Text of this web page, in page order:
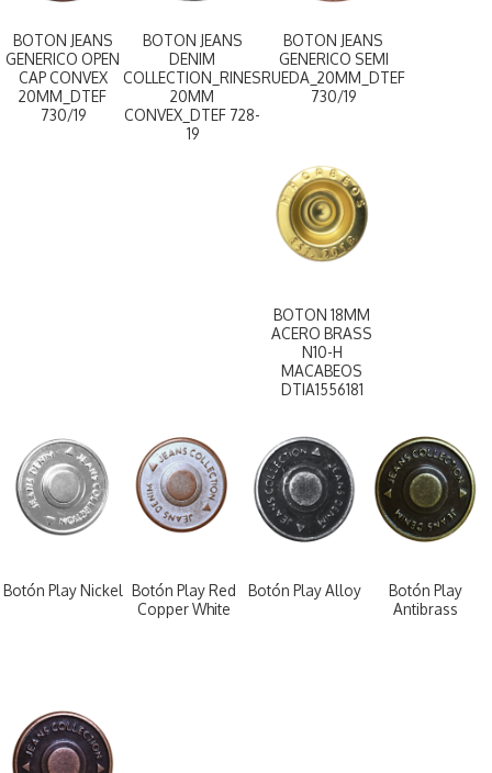
BOTON JEANS
GENERICO OPEN
CAP CONVEX
20MM_DTEF
730/19
BOTON JEANS
DENIM
COLLECTION_RINES
20MM
CONVEX_DTEF 728-
19
BOTON JEANS
GENERICO SEMI
RUEDA_20MM_DTEF
730/19
BOTON 18MM
ACERO BRASS
N10-H
MACABEOS
DTIA1556181
Botón Play Nickel Botón Play Red
Copper White
Botón Play Alloy
Botón Play
Antibrass